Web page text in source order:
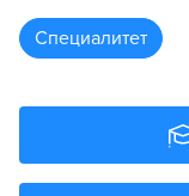
специалитет